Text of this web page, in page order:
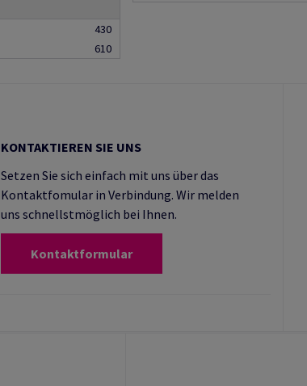
430
610
KONTAKTIEREN SIE UNS
Setzen Sie sich einfach mit uns über das
Kontaktfomular in Verbindung. Wir melden
uns schnellstmöglich bei Ihnen.
Kontaktformular